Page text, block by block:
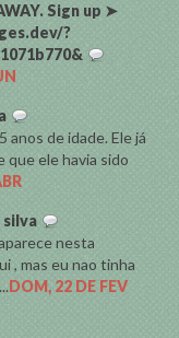
Sign up ➤
?
anos de idade. Ele já
que ele havia sido
silva
nesta
, mas eu nao tinha
DOM, 22 DE FEV